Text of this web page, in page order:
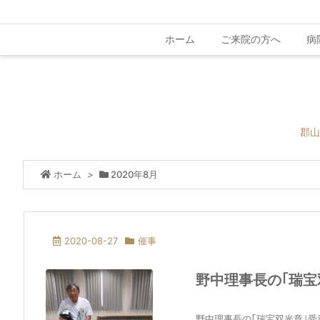
ホーム ご来院の方へ 病
郡
ホーム > 2020年8月
2020-08-27 催事
野中理事長の｢瑞